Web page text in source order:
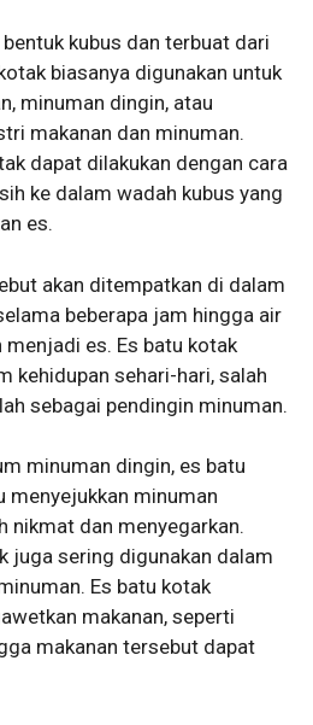
kubus dan terbuat dari
biasanya digunakan untuk
minuman dingin, atau
makanan dan minuman.
dapat dilakukan dengan cara
ke dalam wadah kubus yang
es.
akan ditempatkan di dalam
beberapa jam hingga air
menjadi es. Es batu kotak
kehidupan sehari-hari, salah
sebagai pendingin minuman.
minuman dingin, es batu
menyejukkan minuman
nikmat dan menyegarkan.
juga sering digunakan dalam
Es batu kotak
makanan, seperti
makanan tersebut dapat